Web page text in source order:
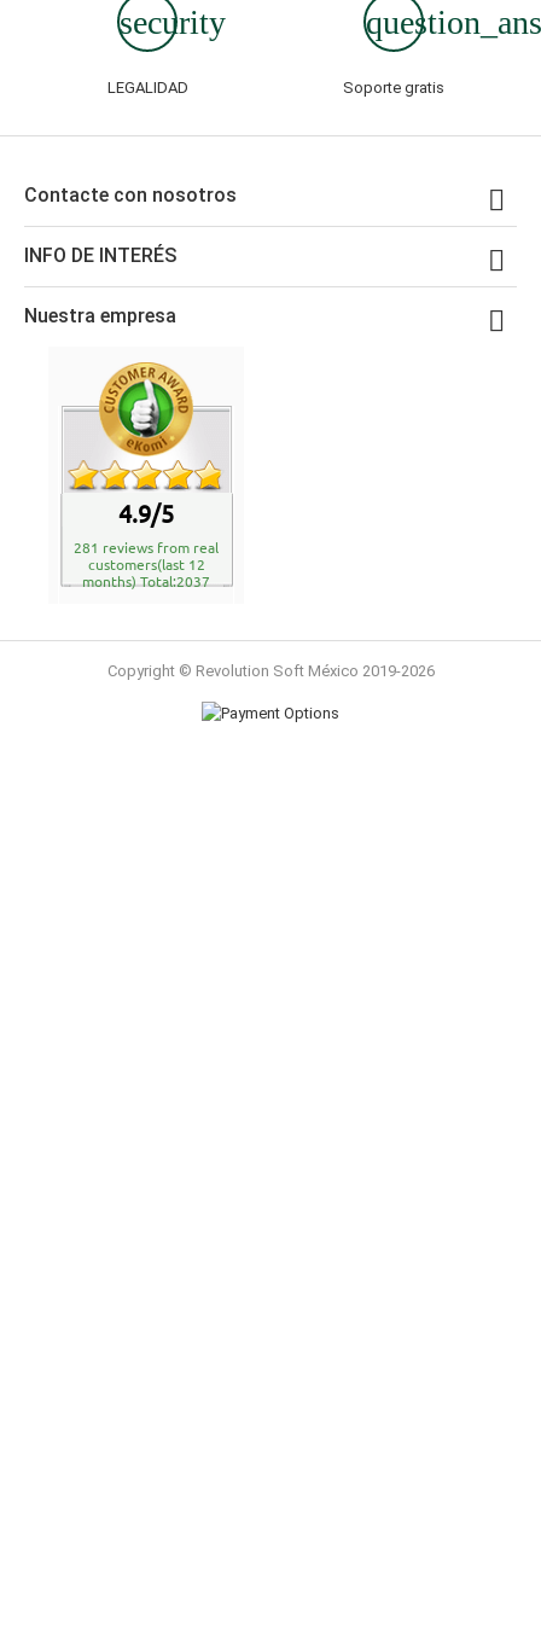
security
LEGALIDAD Soporte gratis
Contacte con nosotros 
INFO DE INTERÉS 
Nuestra empresa 
4.9/5
281 reviews from real
customers(last 12
months) Total:2037
Copyright © Revolution Soft México 2019-2026